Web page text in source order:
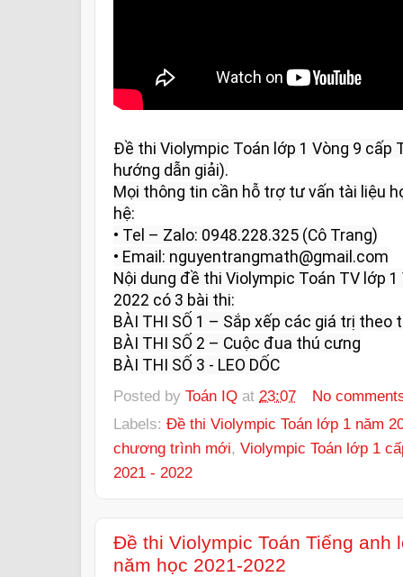
Đề thi Violympic Toán lớp 1 Vòng 9 cấp
hướng dẫn giải).
Mọi thông tin cần hỗ trợ tư vấn tài liệu
hệ:
• Tel – Zalo: 0948.228.325 (Cô Trang)
• Email: nguyentrangmath@gmail.com
Nội dung đề thi Violympic Toán TV lớp
2022 có 3 bài thi:
BÀI THI SỐ 1 – Sắp xếp các giá trị theo
BÀI THI SỐ 2 – Cuộc đua thú cưng
BÀI THI SỐ 3 - LEO DỐC
Posted by Toán IQ at 23:07
No
Labels: Đề thi Violympic Toán lớp 1 năm
chương trình mới, Violympic Toán lớp 1
2021 - 2022
Đề thi Violympic Toán Tiếng anh
năm học 2021-2022